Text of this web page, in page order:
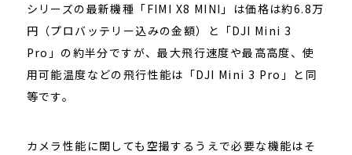
シリーズの最新機種「FIMI X8 MINI」は価格は約6.8万
円（プロバッテリー込みの金額）と「DJI Mini 3
Pro」の約半分ですが、最大飛行速度や最高高度、使
用可能温度などの飛行性能は「DJI Mini 3 Pro」と同
等です。
カメラ性能に関しても空撮するうえで必要な機能はそ